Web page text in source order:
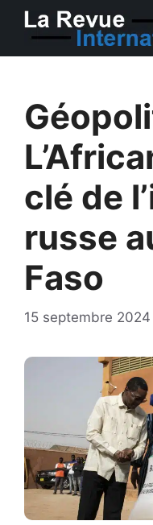
Aller
clé de
russe
Faso
15 septembre 2024